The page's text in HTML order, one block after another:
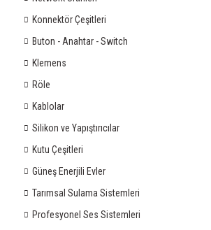
Konnektör Çeşitleri
Buton - Anahtar - Switch
Klemens
Röle
Kablolar
Silikon ve Yapıştırıcılar
Kutu Çeşitleri
Güneş Enerjili Evler
Tarımsal Sulama Sistemleri
Profesyonel Ses Sistemleri